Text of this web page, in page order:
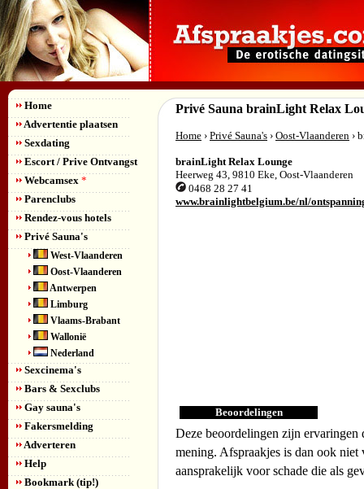
Home
Advertentie plaatsen
Sexdating
Escort / Prive Ontvangst
Webcamsex *
Parenclubs
Rendez-vous hotels
Privé Sauna's
West-Vlaanderen
Oost-Vlaanderen
Antwerpen
Limburg
Vlaams-Brabant
Wallonië
Nederland
Sexcinema's
Bars & Sexclubs
Gay sauna's
Fakersmelding
Adverteren
Help
Bookmark (tip!)
Privé Sauna brainLight Relax
Home › Privé Sauna's › Oost-Vlaanderen ›
brainLight Relax Lounge
Heerweg 43, 9810 Eke, Oost-Vlaanderen
0468 28 27 41
www.brainlightbelgium.be/nl/
Beoordelingen
Deze beoordelingen zijn ervaringen
mening. Afspraakjes is dan ook
aansprakelijk voor schade die als